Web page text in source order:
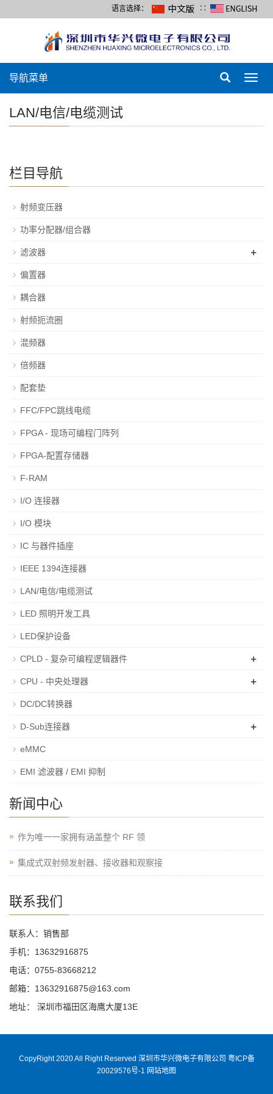
语言选择： ∷
导航菜单
LAN/电信/电缆测试
栏目导航
射频变压器
功率分配器/组合器
滤波器 +
偏置器
耦合器
射频扼流圈
混频器
倍频器
配套垫
FFC/FPC跳线电缆
FPGA - 现场可编程门阵列
FPGA-配置存储器
F-RAM
I/O 连接器
I/O 模块
IC 与器件插座
IEEE 1394连接器
LAN/电信/电缆测试
LED 照明开发工具
LED保护设备
CPLD - 复杂可编程逻辑器件 +
CPU - 中央处理器 +
DC/DC转换器
D-Sub连接器 +
eMMC
EMI 滤波器 / EMI 抑制
新闻中心
作为唯一一家拥有涵盖整个 RF 领
集成式双射频发射器、接收器和观察接
联系我们
联系人：销售部
手机：13632916875
电话：0755-83668212
邮箱：13632916875@163.com
地址： 深圳市福田区海鹰大厦13E
CopyRight 2020 All Right Reserved 深圳市华兴微电子有限公司 粤ICP备
20029576号-1 网站地图